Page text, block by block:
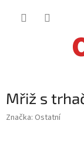
Mřiž s
Značka: Ostatní